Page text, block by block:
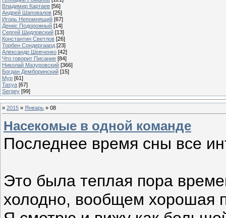
Владимир Картаев [56]
Андрей Шаповалов [25]
Игорь Непомнящий [67]
Денис Подорожный [14]
Сергей Шидловский [13]
Константин Светлов [26]
Торбен Сондергаард [23]
Александр Шевченко [42]
Что говорит Писание [84]
Николай Мазуровский [366]
Богдан Демборинский [15]
Мур [61]
Tasya [67]
Sergey [99]
» 2015 » Январь » 08
Насекомые в одной команде
Последнее время сны все
Это была теплая пора
холодно, вообщем хорошая